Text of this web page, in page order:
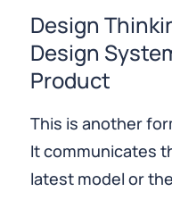
Design
Design
Product
This is another
It communicates
latest model or